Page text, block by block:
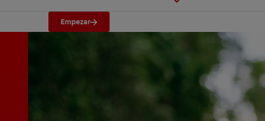
Empezar